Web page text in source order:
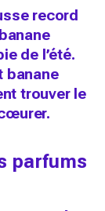
record
de l’été.
banane
trouver le
parfums